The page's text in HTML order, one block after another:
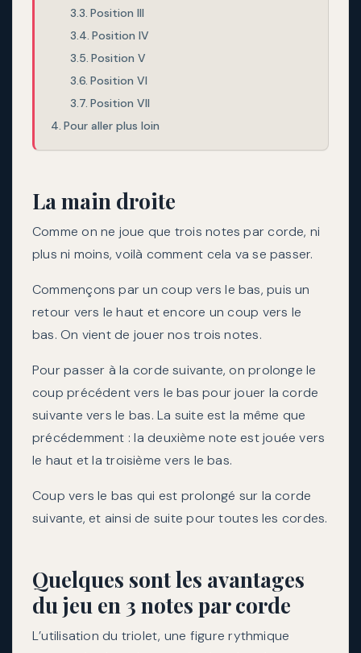
Position III
Position IV
Position V
Position VI
Position VII
Pour aller plus loin
La main droite
Comme on ne joue que trois notes par corde, ni
plus ni moins, voilà comment cela va se passer.
Commençons par un coup vers le bas, puis un
retour vers le haut et encore un coup vers le
bas. On vient de jouer nos trois notes.
Pour passer à la corde suivante, on prolonge le
coup précédent vers le bas pour jouer la corde
suivante vers le bas. La suite est la même que
précédemment : la deuxième note est jouée vers
le haut et la troisième vers le bas.
Coup vers le bas qui est prolongé sur la corde
suivante, et ainsi de suite pour toutes les cordes.
Quelques sont les avantages
du jeu en 3 notes par corde
L’utilisation du triolet, une figure rythmique